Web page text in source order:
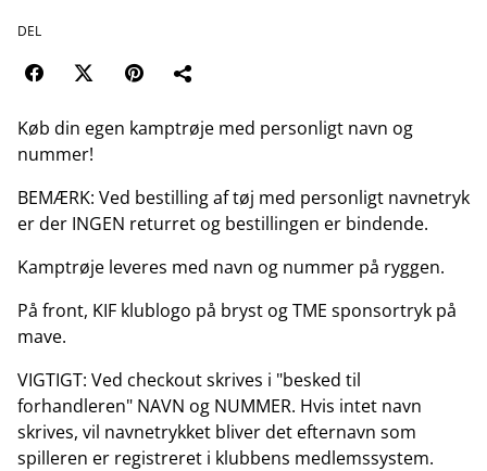
DEL
Køb din egen kamptrøje med personligt navn og
nummer!
BEMÆRK: Ved bestilling af tøj med personligt navnetryk
er der INGEN returret og bestillingen er bindende.
Kamptrøje leveres med navn og nummer på ryggen.
På front, KIF klublogo på bryst og TME sponsortryk på
mave.
VIGTIGT: Ved checkout skrives i "besked til
forhandleren" NAVN og NUMMER. Hvis intet navn
skrives, vil navnetrykket bliver det efternavn som
spilleren er registreret i klubbens medlemssystem.